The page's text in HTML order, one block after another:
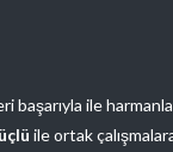
başarıyla ile
ile ortak